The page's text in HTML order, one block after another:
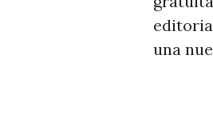
LI
B
R
una